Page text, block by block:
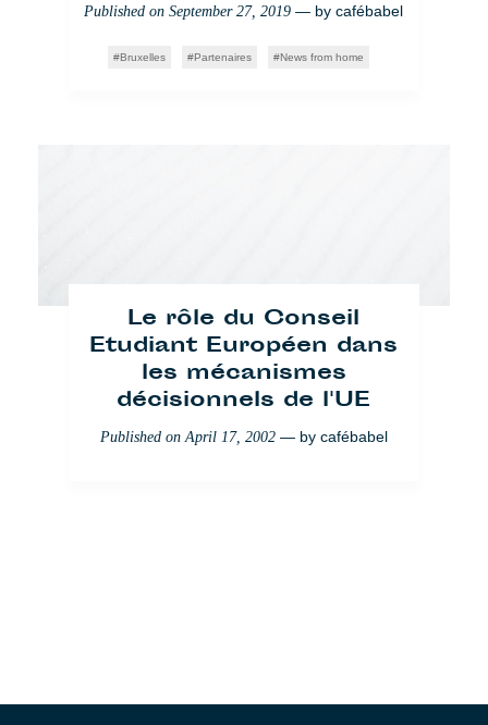
Published onSeptember 27, 2019 — bycafébabel
Bruxelles Partenaires News from home
Le rôle du Conseil
Etudiant Européen dans
les mécanismes
décisionnels de l'UE
Published on April 17, 2002— by cafébabel
Published onOctober 15, 2018— byKatha Kloss
Borderline Photos Berlin News from Home